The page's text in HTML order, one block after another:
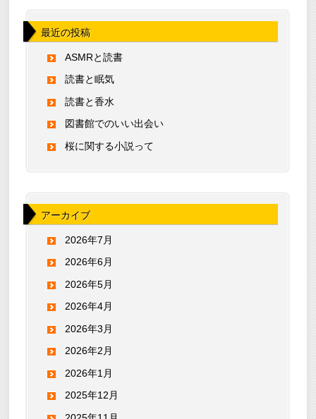
最近の投稿
ASMRと読書
読書と眠気
読書と香水
図書館でのいい出会い
桜に関する小説って
アーカイブ
2026年7月
2026年6月
2026年5月
2026年4月
2026年3月
2026年2月
2026年1月
2025年12月